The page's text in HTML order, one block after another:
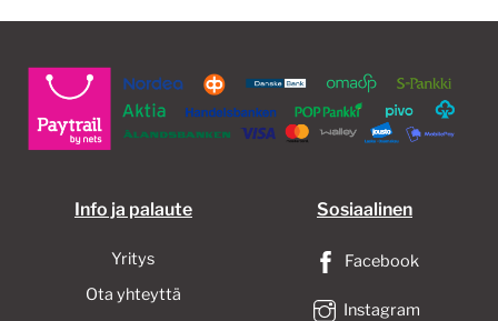
Info ja palaute
Yritys
Ota yhteyttä
Sosiaalinen
Facebook
Instagram